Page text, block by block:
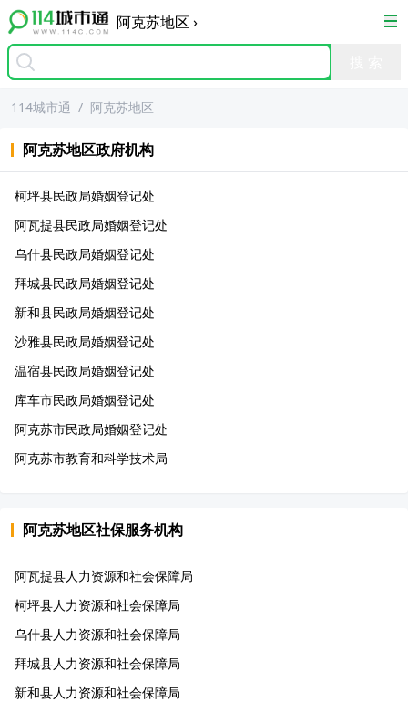
阿克苏地区 ›
114城市通 / 阿克苏地区
阿克苏地区政府机构
柯坪县民政局婚姻登记处
阿瓦提县民政局婚姻登记处
乌什县民政局婚姻登记处
拜城县民政局婚姻登记处
新和县民政局婚姻登记处
沙雅县民政局婚姻登记处
温宿县民政局婚姻登记处
库车市民政局婚姻登记处
阿克苏市民政局婚姻登记处
阿克苏市教育和科学技术局
阿克苏地区社保服务机构
阿瓦提县人力资源和社会保障局
柯坪县人力资源和社会保障局
乌什县人力资源和社会保障局
拜城县人力资源和社会保障局
新和县人力资源和社会保障局